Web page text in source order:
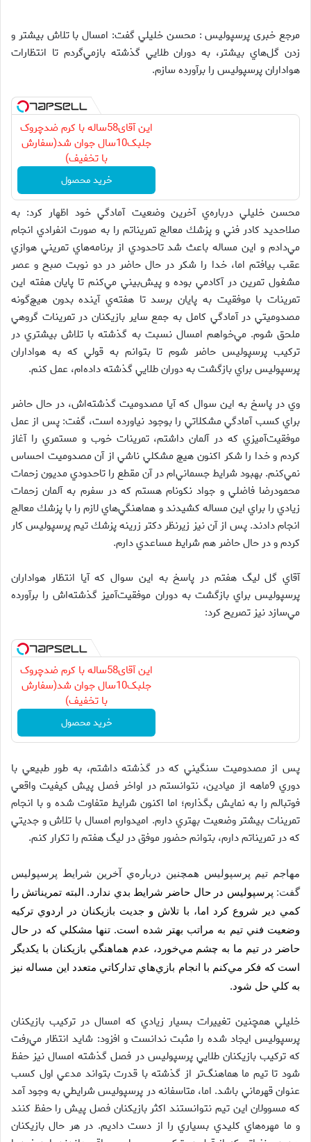
مرجع خبری پرسپولیس : محسن خليلي گفت: امسال با تلاش بيشتر و
زدن گل‌هاي بيشتر، به دوران طلايي گذشته بازمي‌گردم تا انتظارات
هواداران پرسپوليس را برآورده سازم.
این آقای58ساله با کرم ضدچروک
جلبک10سال جوان شد(سفارش
با تخفیف)
خرید محصول
محسن خليلي درباره‌ي آخرين وضعيت آمادگي خود اظهار كرد: به
صلاحديد كادر فني و پزشك معالج تمريناتم را به صورت انفرادي انجام
مي‌دادم و اين مساله باعث شد تاحدودي از برنامه‌هاي تمريني هوازي
عقب بيافتم اما، خدا را شكر در حال حاضر در دو نوبت صبح و عصر
مشغول تمرين در آكادمي بوده و پيش‌بيني مي‌كنم تا پايان هفته اين
تمرينات با موفقيت به پايان برسد تا هفته‌ي آينده بدون هيچ‌گونه
مصدوميتي در آمادگي كامل به جمع ساير بازيكنان در تمرينات گروهي
ملحق شوم. مي‌خواهم امسال نسبت به گذشته با تلاش بيشتري در
تركيب پرسپوليس حاضر شوم تا بتوانم به قولي كه به هواداران
پرسپوليس براي بازگشت به دوران طلايي گذشته داده‌ام، عمل كنم.
وي در پاسخ به اين سوال كه آيا مصدوميت گذشته‌اش، در حال حاضر
براي كسب آمادگي مشكلاتي را بوجود نياورده است، گفت: پس از عمل
موفقيت‌آميزي كه در آلمان داشتم، تمرينات خوب و مستمري را آغاز
كردم و خدا را شكر اكنون هيچ مشكلي ناشي از آن مصدوميت احساس
نمي‌كنم. بهبود شرايط جسماني‌ام در آن مقطع را تاحدودي مديون زحمات
محمودرضا فاضلي و جواد نكونام هستم كه در سفرم به آلمان زحمات
زيادي را براي اين مساله كشيدند و هماهنگي‌هاي لازم را با پزشك معالج
انجام دادند. پس از آن نيز زيرنظر دكتر زرينه پزشك تيم پرسپوليس كار
كردم و در حال حاضر هم شرايط مساعدي دارم.
آقاي گل ليگ هفتم در پاسخ به اين سوال كه آيا انتظار هواداران
پرسپوليس براي بازگشت به دوران موفقيت‌آميز گذشته‌اش را برآورده
مي‌سازد نيز تصريح كرد:
این آقای58ساله با کرم ضدچروک
جلبک10سال جوان شد(سفارش
با تخفیف)
خرید محصول
پس از مصدوميت سنگيني كه در گذشته داشتم، به طور طبيعي با
دوري 9ماهه از ميادين، نتوانستم در اواخر فصل پيش كيفيت واقعي
فوتبالم را به نمايش بگذارم؛ اما اكنون شرايط متفاوت شده و با انجام
تمرينات بيشتر وضعيت بهتري دارم. اميدوارم امسال با تلاش و جديتي
كه در تمريناتم دارم، بتوانم حضور موفق در ليگ هفتم را تكرار كنم.
مهاجم تيم پرسپوليس همچنين درباره‌ي آخرين شرايط پرسپوليس
گفت: پرسپوليس در حال حاضر شرايط بدي ندارد. البته تمريناتش را
كمي دير شروع كرد اما، با تلاش و جديت بازيكنان در اردوي تركيه
وضعيت فني تيم به مراتب بهتر شده است. تنها مشكلي كه در حال
حاضر در تيم ما به چشم مي‌خورد، عدم هماهنگي بازيكنان با يكديگر
است كه فكر مي‌كنم با انجام باز‌ي‌هاي تداركاتي متعدد اين مساله نيز
به كلي حل شود.
خليلي همچنين تغييرات بسيار زيادي كه امسال در تركيب بازيكنان
پرسپوليس ايجاد شده را مثبت ندانست و افزود: شايد انتظار مي‌رفت
كه تركيب بازيكنان طلايي پرسپوليس در فصل گذشته امسال نيز حفظ
شود تا تيم ما هماهنگ‌تر از گذشته با قدرت بتواند مدعي اول كسب
عنوان قهرماني باشد. اما، متاسفانه در پرسپوليس شرايطي به وجود آمد
كه مسوولان اين تيم نتوانستند اكثر بازيكنان فصل پيش را حفظ كنند
و ما مهره‌هاي كليدي بسياري را از دست داديم. در هر حال بازيكنان